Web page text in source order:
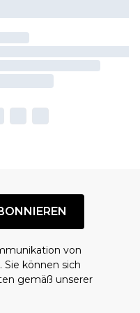
von
Sie können sich
gemäß unserer